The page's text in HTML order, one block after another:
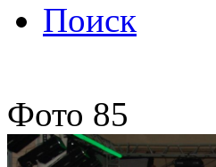
Поиск
Фото 85